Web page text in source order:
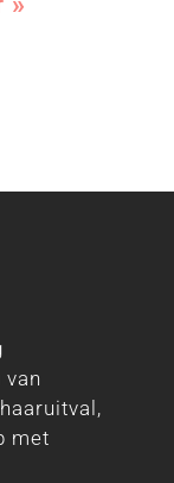
met